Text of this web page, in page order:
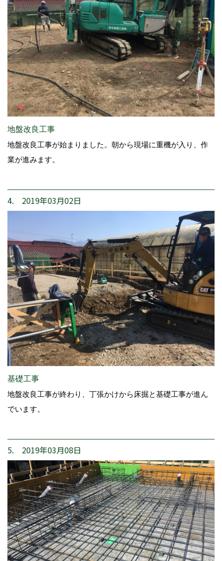
地盤改良工事
地盤改良工事が始まりました。朝から現場に重機が入り、作
業が進みます。
4. 2019年03月02日
基礎工事
地盤改良工事が終わり、丁張かけから床掘と基礎工事が進ん
でいます。
5. 2019年03月08日